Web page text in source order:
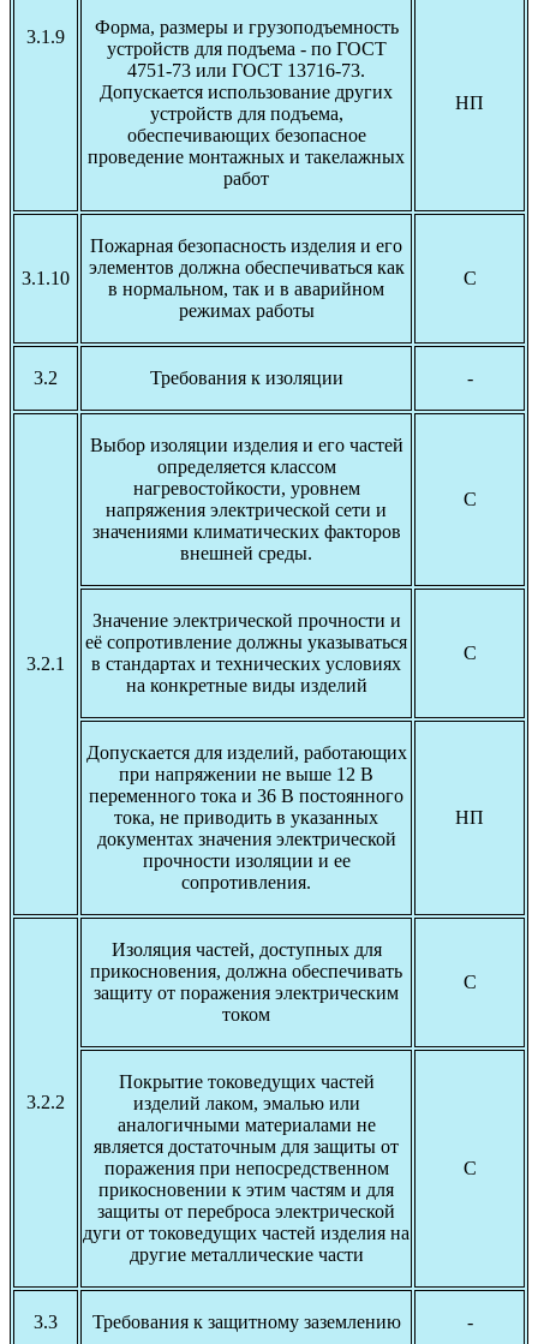
3.1.9
Форма, размеры и грузоподъемность
устройств для подъема - по ГОСТ
4751-73 или ГОСТ 13716-73.
Допускается использование других
устройств для подъема,
обеспечивающих безопасное
проведение монтажных и такелажных
работ
НП
3.1.10
Пожарная безопасность изделия и его
элементов должна обеспечиваться как
в нормальном, так и в аварийном
режимах работы
С
3.2 Требования к изоляции -
3.2.1
Выбор изоляции изделия и его частей
определяется классом
нагревостойкости, уровнем
напряжения электрической сети и
значениями климатических факторов
внешней среды.
С
Значение электрической прочности и
её сопротивление должны указываться
в стандартах и технических условиях
на конкретные виды изделий
С
Допускается для изделий, работающих
при напряжении не выше 12 В
переменного тока и 36 В постоянного
тока, не приводить в указанных
документах значения электрической
прочности изоляции и ее
сопротивления.
НП
3.2.2
Изоляция частей, доступных для
прикосновения, должна обеспечивать
защиту от поражения электрическим
током
С
Покрытие токоведущих частей
изделий лаком, эмалью или
аналогичными материалами не
является достаточным для защиты от
поражения при непосредственном
прикосновении к этим частям и для
защиты от переброса электрической
дуги от токоведущих частей изделия на
другие металлические части
С
3.3 Требования к защитному заземлению -